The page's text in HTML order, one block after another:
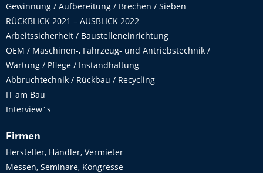
Gewinnung / Aufbereitung / Brechen / Sieben
RÜCKBLICK 2021 – AUSBLICK 2022
Arbeitssicherheit / Baustelleneinrichtung
OEM / Maschinen-, Fahrzeug- und Antriebstechnik /
Wartung / Pflege / Instandhaltung
Abbruchtechnik / Rückbau / Recycling
IT am Bau
Interview´s
Firmen
Hersteller, Händler, Vermieter
Messen, Seminare, Kongresse